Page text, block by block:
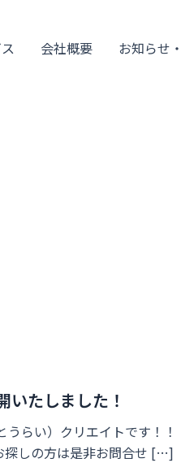
会社概要 お知らせ
いたしました！
うらい）クリエイトです
探しの方は是非お問合せ […]